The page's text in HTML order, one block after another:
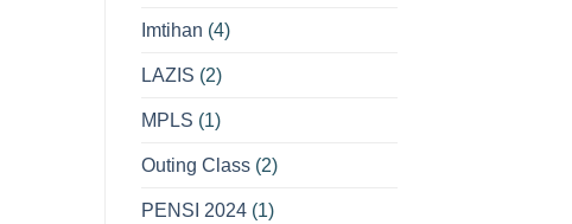
Imtihan (4)
LAZIS (2)
MPLS (1)
Outing Class(2)
PENSI 2024(1)